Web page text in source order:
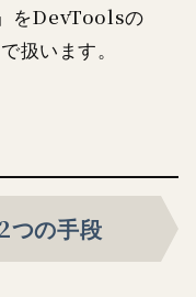
をDevToolsの
います。
つの手段